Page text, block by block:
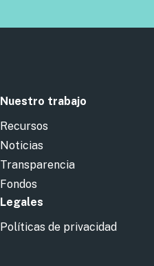
Nuestro trabajo
Recursos
Noticias
Transparencia
Fondos
Legales
Políticas de privacidad